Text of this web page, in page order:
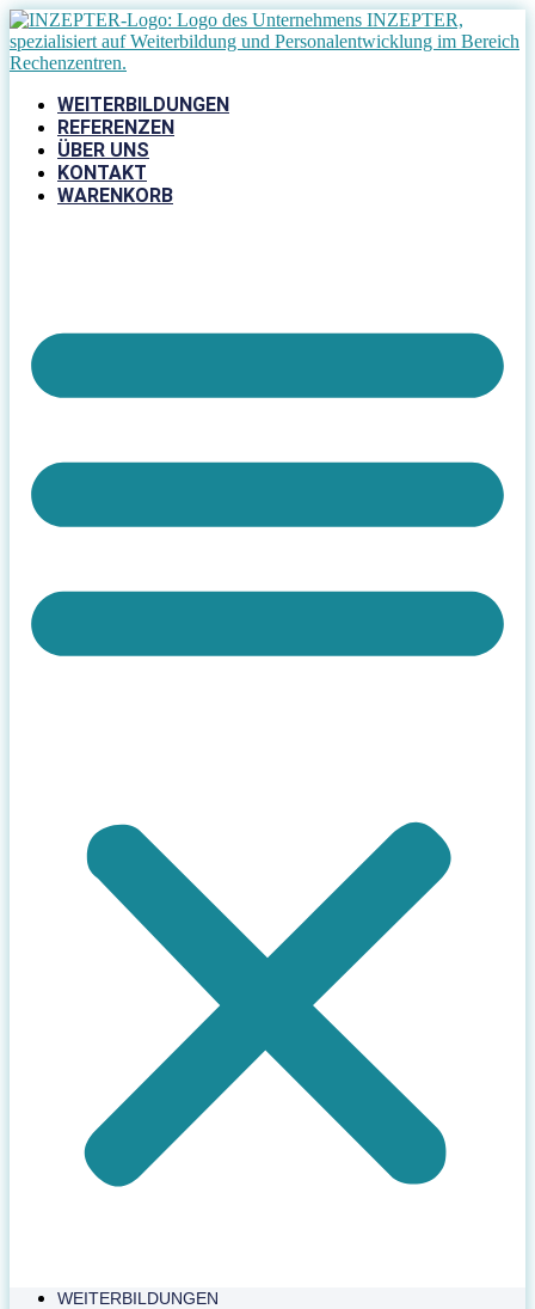
Zum
Inhalt
springen
WEITERBILDUNGEN
REFERENZEN
ÜBER UNS
KONTAKT
WARENKORB
WEITERBILDUNGEN